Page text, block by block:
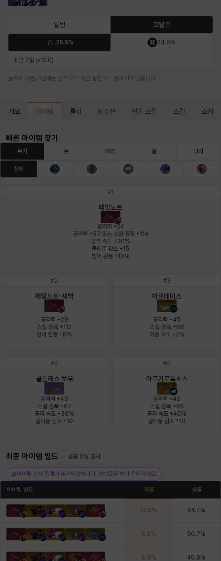
바바라 버니스 블레어
아야 아이솔 아이작 알렉스 알론소 얀
유스티나 유키
이안 재키
카밀로 캐시
크레이버 타지아
펠릭스 피올로
헤이즈 헨리 현우
일반 코발트
75.5% 24.5%
최근 7일 (v12.0)
프리 시즌 기간에는 랭크 모드 대신 일반 모드 통계가 제공됩니다.
개요 아이템 특성 인퓨전 전술 스킬 스킬 소개
빠른 아이템 찾기
무기 옷 머리 팔 다리
전체
#1
페일노트
공격력 +24
공격력 +57 또는 스킬 증폭 +114
공격 속도 +30%
쿨다운 감소 +15
방어 관통 +10%
#2
페일노트-새벽
공격력 +29
스킬 증폭 +112
방어 관통 +8%
#3
아르테미스
공격력 +45
스킬 증폭 +88
이동 속도 +2%
#4
골든래쇼 보우
공격력 +43
스킬 증폭 +67
공격 속도 +30%
쿨다운 감소 +10
#5
아르기로톡소스
공격력 +45
스킬 증폭 +85
공격 속도 +40%
쿨다운 감소 +10
최종 아이템 빌드 승률 0% 표시
아이템 순서 통계 가 추가되었습니다. 화살표를 눌러 확인하세요!
아이템 빌드 픽률 승률
11.8% 44.4%
5.2% 50.7%
4.9% 40.8%